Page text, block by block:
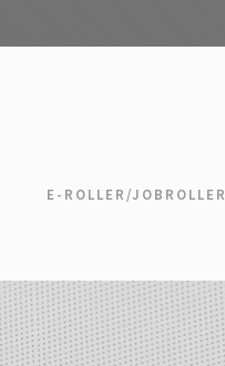
E-ROLLER/JOBROLLER